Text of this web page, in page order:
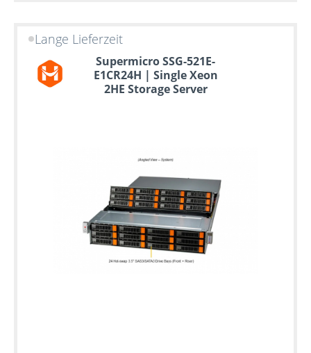
Lange Lieferzeit
Supermicro SSG-521E-
E1CR24H | Single Xeon
2HE Storage Server